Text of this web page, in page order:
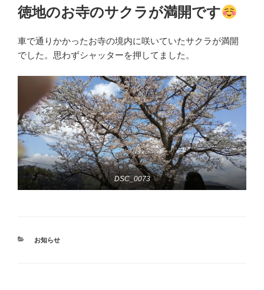
稿
日:
徳地のお寺のサクラが満開です
車で通りかかったお寺の境内に咲いていたサクラが満開
でした。思わずシャッターを押してました。
DSC_0073
カ
お知らせ